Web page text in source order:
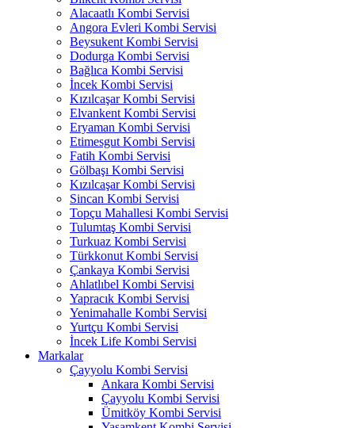
Alacaatlı Kombi Servisi
Angora Evleri Kombi Servisi
Beysukent Kombi Servisi
Dodurga Kombi Servisi
Bağlıca Kombi Servisi
İncek Kombi Servisi
Kızılcaşar Kombi Servisi
Elvankent Kombi Servisi
Eryaman Kombi Servisi
Etimesgut Kombi Servisi
Fatih Kombi Servisi
Gölbaşı Kombi Servisi
Kızılcaşar Kombi Servisi
Sincan Kombi Servisi
Topçu Mahallesi Kombi Servisi
Tulumtaş Kombi Servisi
Turkuaz Kombi Servisi
Türkkonut Kombi Servisi
Çankaya Kombi Servisi
Ahlatlıbel Kombi Servisi
Yapracık Kombi Servisi
Yenimahalle Kombi Servisi
Yurtçu Kombi Servisi
İncek Life Kombi Servisi
Markalar
Çayyolu Kombi Servisi
Ankara Kombi Servisi
Çayyolu Kombi Servisi
Ümitköy Kombi Servisi